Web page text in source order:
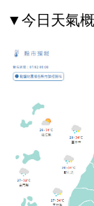
▼今日天氣